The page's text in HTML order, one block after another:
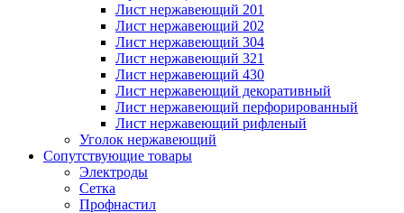
Лист нержавеющий 201
Лист нержавеющий 202
Лист нержавеющий 304
Лист нержавеющий 321
Лист нержавеющий 430
Лист нержавеющий декоративный
Лист нержавеющий перфорированный
Лист нержавеющий рифленый
Уголок нержавеющий
Cопутствующие товары
Электроды
Сетка
Профнастил